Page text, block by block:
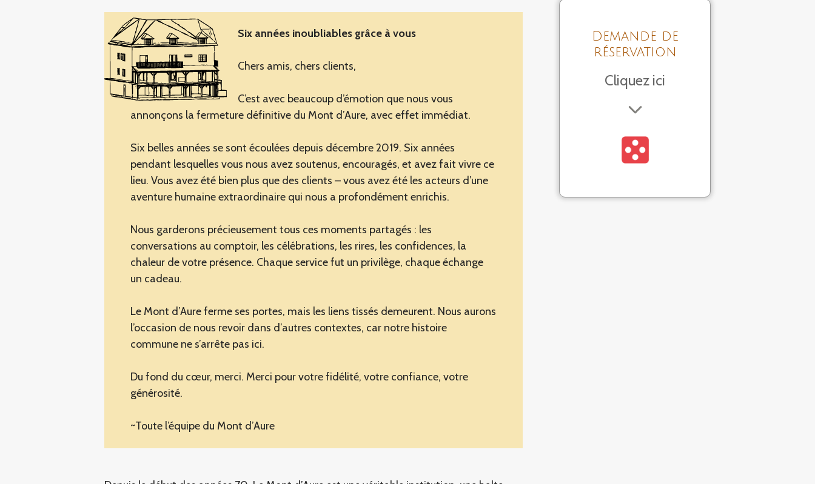
Six années inoubliables grâce à vous
Chers amis, chers clients,
C’est avec beaucoup d’émotion que nous vous
annonçons la fermeture définitive du Mont d’Aure, avec effet immédiat.
Six belles années se sont écoulées depuis décembre 2019. Six années
pendant lesquelles vous nous avez soutenus, encouragés, et avez fait vivre ce
lieu. Vous avez été bien plus que des clients – vous avez été les acteurs d’une
aventure humaine extraordinaire qui nous a profondément enrichis.
Nous garderons précieusement tous ces moments partagés : les
conversations au comptoir, les célébrations, les rires, les confidences, la
chaleur de votre présence. Chaque service fut un privilège, chaque échange
un cadeau.
Le Mont d’Aure ferme ses portes, mais les liens tissés demeurent. Nous aurons
l’occasion de nous revoir dans d’autres contextes, car notre histoire
commune ne s’arrête pas ici.
Du fond du cœur, merci. Merci pour votre fidélité, votre confiance, votre
générosité.
~Toute l’équipe du Mont d’Aure
Demande de
réservation
Cliquez ici